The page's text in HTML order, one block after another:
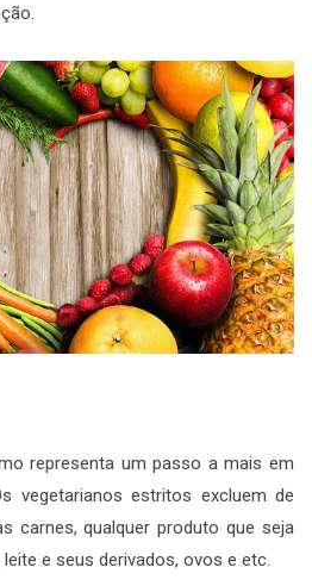
representa um passo a mais em
vegetarianos estritos excluem de
carnes, qualquer produto que seja
e seus derivados, ovos e etc.